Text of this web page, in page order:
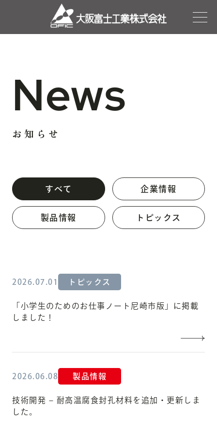
News
お知らせ
すべて 企業情報
製品情報 トピックス
2026.07.01 トピックス
「小学生のためのお仕事ノート尼崎市版」に掲載
しました！
2026.06.08 製品情報
技術開発 – 耐高温腐食封孔材料を追加・更新しま
した。